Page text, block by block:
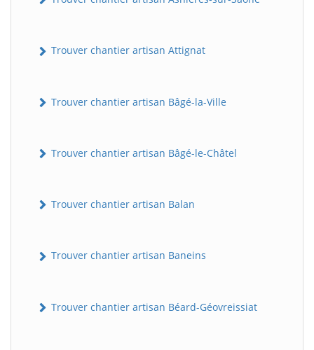
Trouver chantier artisan Attignat
Trouver chantier artisan Bâgé-la-Ville
Trouver chantier artisan Bâgé-le-Châtel
Trouver chantier artisan Balan
Trouver chantier artisan Baneins
Trouver chantier artisan Béard-Géovreissiat